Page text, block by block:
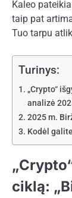
Kaleo
taip pat
Tuo tarpu
Turinys:
„Crypto“
analizė
2025 m.
Kodėl
ciklą: